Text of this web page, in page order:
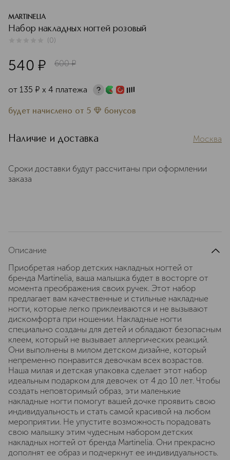
MARTINELIA
Набор накладных ногтей розовый
(0)
540 ¤ 600 ¤
от 135 ¤ х 4 платежа
будет начислено от 5 бонусов
Наличие и доставка Москва
Сроки доставки будут рассчитаны при оформлении
заказа
Описание
Приобретая набор детских накладных ногтей от
бренда Martinelia, ваша малышка будет в восторге от
момента преображения своих ручек. Этот набор
предлагает вам качественные и стильные накладные
ногти, которые легко приклеиваются и не вызывают
дискомфорта при ношении. Накладные ногти
специально созданы для детей и обладают безопасным
клеем, который не вызывает аллергических реакций.
Они выполнены в милом детском дизайне, который
непременно понравится девочкам всех возрастов.
Наша милая и детская упаковка сделает этот набор
идеальным подарком для девочек от 4 до 10 лет. Чтобы
создать неповторимый образ, эти маленькие
накладные ногти помогут вашей дочке проявить свою
индивидуальность и стать самой красивой на любом
мероприятии. Не упустите возможность порадовать
свою малышку этим чудесным набором детских
накладных ногтей от бренда Martinelia. Они прекрасно
дополнят ее образ и подчеркнут ее индивидуальность.